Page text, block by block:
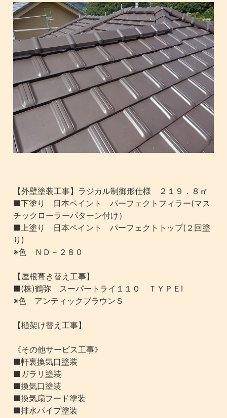
【外壁塗装工事】ラジカル制御形仕様 ２１９．８㎡
■下塗り 日本ペイント パーフェクトフィラー(マス
チックローラーパターン付け）
■上塗り 日本ペイント パーフェクトトップ(２回塗
り)
※色 ＮＤ－２８０
【屋根葺き替え工事】
■(株)鶴弥 スーパートライ１１０ ＴＹＰＥⅠ
※色 アンティックブラウンＳ
【樋架け替え工事】
《その他サービス工事》
■軒裏換気口塗装
■ガラリ塗装
■換気口塗装
■換気扇フード塗装
■排水パイプ塗装